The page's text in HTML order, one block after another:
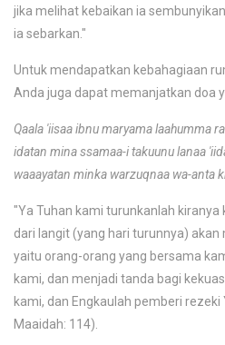
jika melihat kebaikan ia
ia sebarkan."
Untuk mendapatkan kebahagiaan
Anda juga dapat memanjatkan doa
Qaala 'iisaa ibnu maryama laahumma
idatan mina ssamaa-i takuunu lanaa
waaayatan minka warzuqnaa wa-anta
"Ya Tuhan kami turunkanlah
dari langit (yang hari turunnya) akan
yaitu orang-orang yang bersama
kami, dan menjadi tanda bagi
kami, dan Engkaulah pemberi rezeki
Maaidah: 114).